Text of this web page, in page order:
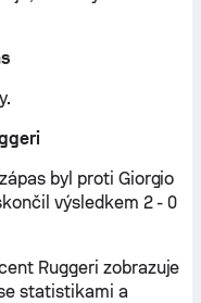
byl proti Giorgio
výsledkem 2 - 0
Ruggeri zobrazuje
statistikami a